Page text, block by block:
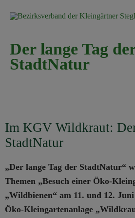
Der lange Tag
StadtNatur
Im KGV Wildkraut:
StadtNatur
„Der lange Tag der StadtNatur“
Themen „Besuch einer Öko-
„Wildbienen“ am 11. und 12.
Öko-Kleingartenanlage